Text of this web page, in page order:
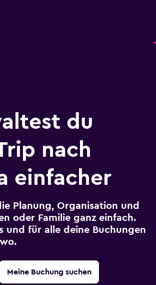
du
nach
einfacher
Planung, Organisation und
oder Familie ganz einfach.
und für alle deine Buchungen
Meine Buchung suchen